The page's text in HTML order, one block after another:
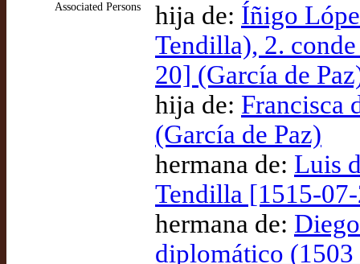
Associated Persons hija de: Íñigo
Tendilla), 2.
20] (García de
hija de: Francisca
(García de Paz)
hermana de: Luis
Tendilla [1515-
hermana de:
diplomático (1503